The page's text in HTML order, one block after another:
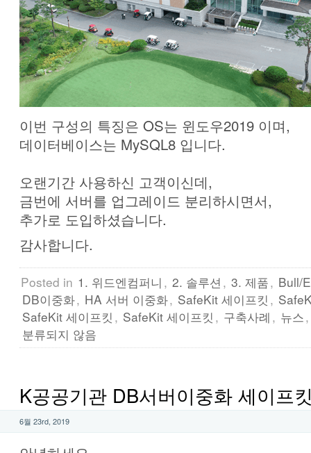
이번 구성의 특징은 OS는 윈도우2019 이며,
데이터베이스는 MySQL8 입니다.
오랜기간 사용하신 고객이신데,
금번에 서버를 업그레이드 분리하시면서,
추가로 도입하셨습니다.
감사합니다.
Posted in 1. 위드엔컴퍼니 , 2. 솔루션 , 3. 제품, Bull/
DB이중화, HA 서버 이중화, SafeKit 세이프킷 ,
SafeKit 세이프킷 , SafeKit 세이프킷 , 구축사례 , 뉴스
분류되지 않음
K공공기관 DB서버이중화 세이프
6월 23rd, 2019